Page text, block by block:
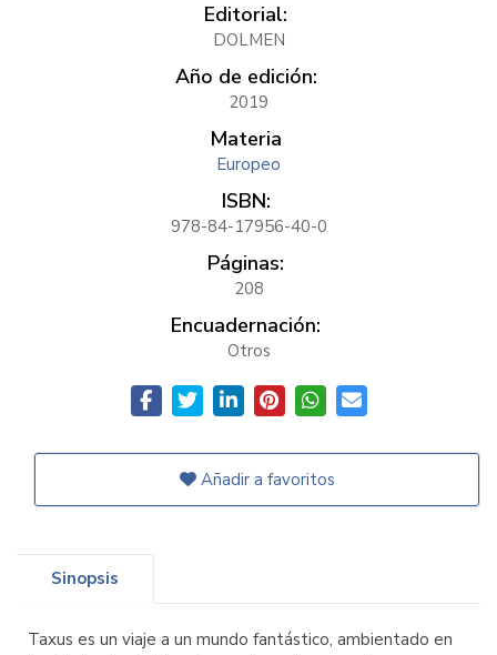
Editorial:
DOLMEN
Año de edición:
2019
Materia
Europeo
ISBN:
978-84-17956-40-0
Páginas:
208
Encuadernación:
Otros
Añadir a favoritos
Sinopsis
Taxus es un viaje a un mundo fantástico, ambientado en